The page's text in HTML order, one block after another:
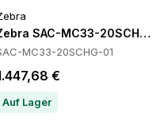
SAC-MC33-20SCHG-
MC33-20SCHG-01
€
Auf Lager